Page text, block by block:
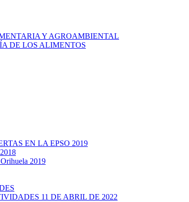
Y AGROAMBIENTAL
DE LOS ALIMENTOS
EN LA EPSO 2019
2019
11 DE ABRIL DE 2022